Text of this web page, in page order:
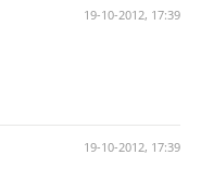
19-10-2012, 17:39
19-10-2012, 17:39